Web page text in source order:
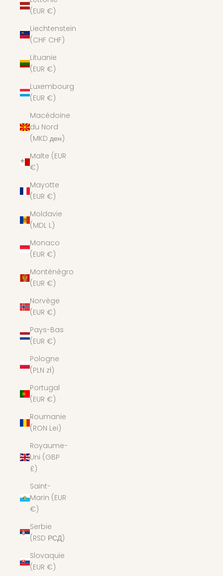
(EUR €)
Liechtenstein
(CHF CHF)
Lituanie
(EUR €)
Luxembourg
(EUR €)
Macédoine
du Nord
(MKD ден)
Malte (EUR
€)
Mayotte
(EUR €)
Moldavie
(MDL L)
Monaco
(EUR €)
Monténégro
(EUR €)
Norvège
(EUR €)
Pays-Bas
(EUR €)
Pologne
(PLN zł)
Portugal
(EUR €)
Roumanie
(RON Lei)
Royaume-
Uni (GBP
£)
Saint-
Marin (EUR
€)
Serbie
(RSD РСД)
Slovaquie
(EUR €)